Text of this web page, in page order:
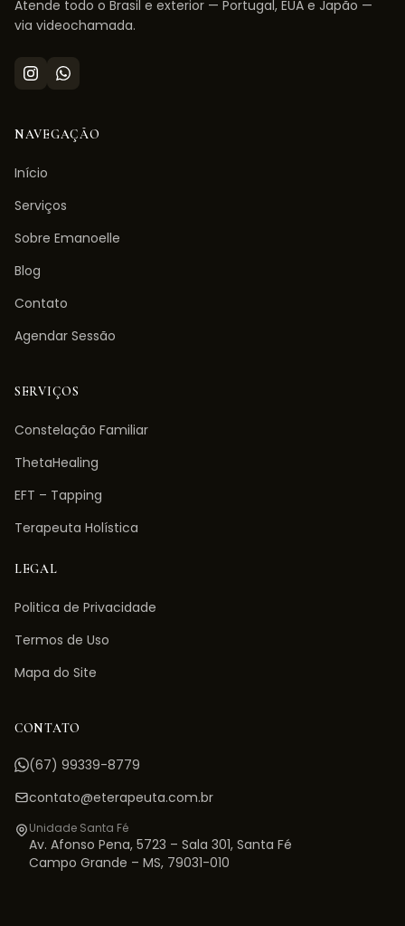
Atende todo o Brasil e exterior — Portugal, EUA e Japão —
via videochamada.
NAVEGAÇÃO
Início
Serviços
Sobre Emanoelle
Blog
Contato
Agendar Sessão
SERVIÇOS
Constelação Familiar
ThetaHealing
EFT – Tapping
Terapeuta Holística
LEGAL
Politica de Privacidade
Termos de Uso
Mapa do Site
CONTATO
(67) 99339-8779
contato@eterapeuta.com.br
Unidade Santa Fé
Av. Afonso Pena, 5723 – Sala 301, Santa Fé
Campo Grande – MS, 79031-010